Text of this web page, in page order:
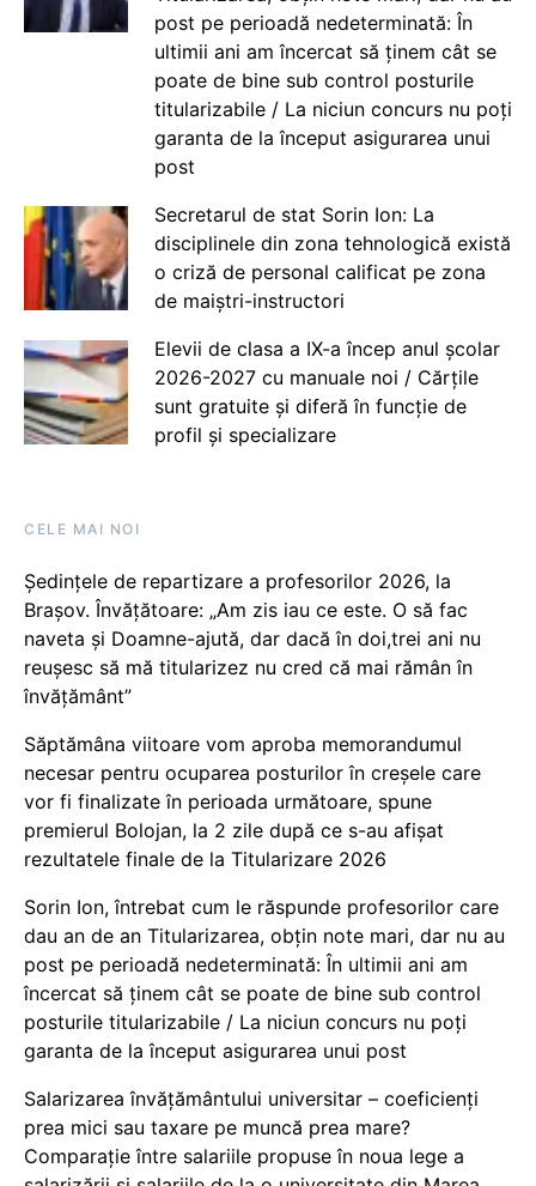
post pe perioadă nedeterminată: În
ultimii ani am încercat să ținem cât se
poate de bine sub control posturile
titularizabile / La niciun concurs nu poți
garanta de la început asigurarea unui
post
Secretarul de stat Sorin Ion: La
disciplinele din zona tehnologică există
o criză de personal calificat pe zona
de maiștri-instructori
Elevii de clasa a IX-a încep anul școlar
2026-2027 cu manuale noi / Cărțile
sunt gratuite și diferă în funcție de
profil și specializare
CELE MAI NOI
Ședințele de repartizare a profesorilor 2026, la
Brașov. Învățătoare: „Am zis iau ce este. O să fac
naveta și Doamne-ajută, dar dacă în doi,trei ani nu
reușesc să mă titularizez nu cred că mai rămân în
învățământ”
Săptămâna viitoare vom aproba memorandumul
necesar pentru ocuparea posturilor în creșele care
vor fi finalizate în perioada următoare, spune
premierul Bolojan, la 2 zile după ce s-au afișat
rezultatele finale de la Titularizare 2026
Sorin Ion, întrebat cum le răspunde profesorilor care
dau an de an Titularizarea, obțin note mari, dar nu au
post pe perioadă nedeterminată: În ultimii ani am
încercat să ținem cât se poate de bine sub control
posturile titularizabile / La niciun concurs nu poți
garanta de la început asigurarea unui post
Salarizarea învățământului universitar – coeficienți
prea mici sau taxare pe muncă prea mare?
Comparație între salariile propuse în noua lege a